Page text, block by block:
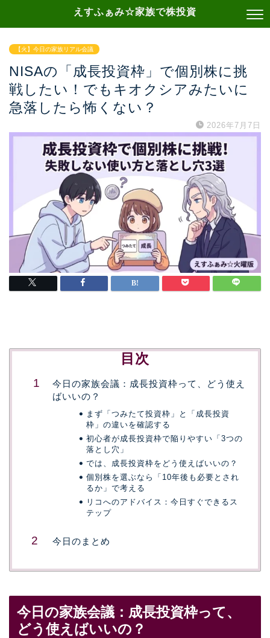
えすふぁみ☆家族で株投資
【火】今日の家族リアル会議
NISAの「成長投資枠」で個別株に挑
戦したい！でもキオクシアみたいに
急落したら怖くない？
2026年7月7日
目次
今日の家族会議：成長投資枠って、どう使え
ばいいの？
まず「つみたて投資枠」と「成長投資
枠」の違いを確認する
初心者が成長投資枠で陥りやすい「3つの
落とし穴」
では、成長投資枠をどう使えばいいの？
個別株を選ぶなら「10年後も必要とされ
るか」で考える
リコへのアドバイス：今日すぐできるス
テップ
今日のまとめ
今日の家族会議：成長投資枠って、
どう使えばいいの？